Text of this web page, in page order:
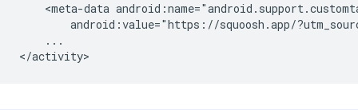
<meta-data
android:value="https://squoosh.app/
...